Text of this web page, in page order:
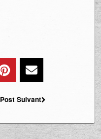
Post Suivant